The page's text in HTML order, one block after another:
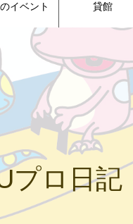
イベント 貸館
プロ日記